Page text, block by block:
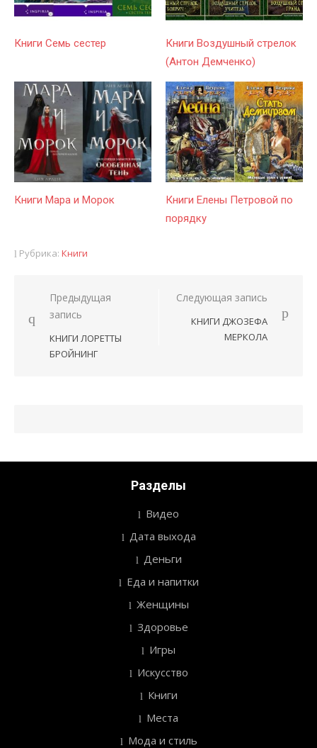
Книги Семь сестер
Книги Воздушный стрелок
(Антон Демченко)
Книги Мара и Морок
Книги Елены Петровой по
порядку
Рубрика: Книги
Навигация
записям
Предыдущая
запись
КНИГИ ЛОРЕТТЫ
БРОЙНИНГ
Следующая запись
КНИГИ ДЖОЗЕФА
МЕРКОЛА
Разделы
Видео
Дата выхода
Деньги
Еда и напитки
Женщины
Здоровье
Игры
Искусство
Книги
Места
Мода и стиль